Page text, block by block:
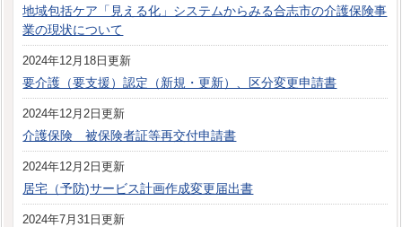
地域包括ケア「見える化」システムからみる合志市の介護保険事
業の現状について
2024年12月18日更新
要介護（要支援）認定（新規・更新）、区分変更申請書
2024年12月2日更新
介護保険 被保険者証等再交付申請書
2024年12月2日更新
居宅（予防)サービス計画作成変更届出書
2024年7月31日更新